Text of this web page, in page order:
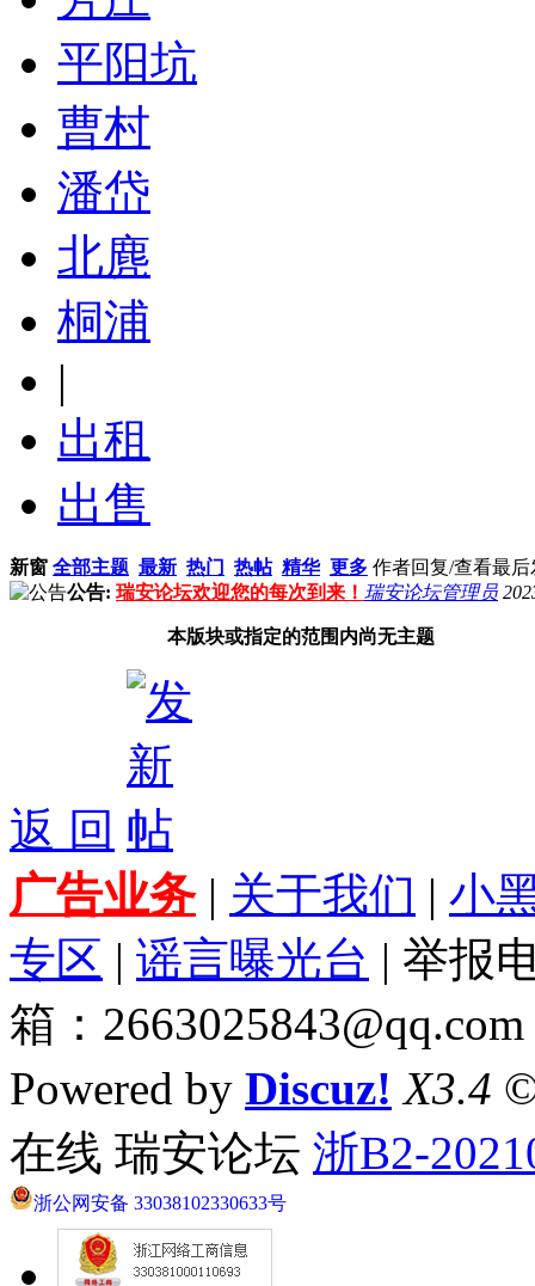
平阳坑
曹村
潘岱
北麂
桐浦
|
出租
出售
新窗 全部主题 最新 热门 热帖 精华 更多 作者回复/查看最后
公告: 瑞安论坛欢迎您的每次到来！ 瑞安论坛管理员
本版块或指定的范围内尚无主题
返 回
广告业务| 关于我们 | 小
专区 | 谣言曝光台 | 举报
箱：2663025843@qq.com
Powered by Discuz! X3.4
在线 瑞安论坛 浙B2-
浙公网安备 33038102330633号